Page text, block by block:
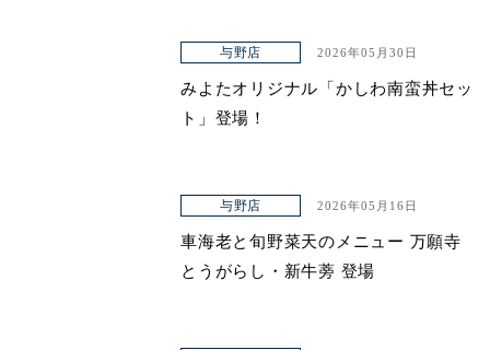
与野店 2026年05月30日
みよたオリジナル「かしわ南蛮丼セッ
ト」登場！
与野店 2026年05月16日
車海老と旬野菜天のメニュー 万願寺
とうがらし・新牛蒡 登場